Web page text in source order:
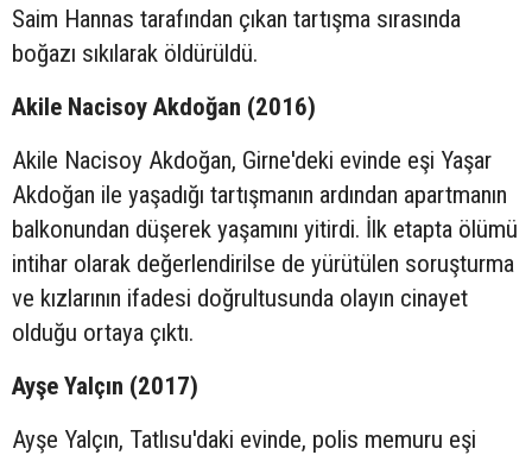
Saim Hannas tarafından çıkan tartışma sırasında
boğazı sıkılarak öldürüldü.
Akile Nacisoy Akdoğan (2016)
Akile Nacisoy Akdoğan, Girne'deki evinde eşi Yaşar
Akdoğan ile yaşadığı tartışmanın ardından apartmanın
balkonundan düşerek yaşamını yitirdi. İlk etapta ölümü
intihar olarak değerlendirilse de yürütülen soruşturma
ve kızlarının ifadesi doğrultusunda olayın cinayet
olduğu ortaya çıktı.
Ayşe Yalçın (2017)
Ayşe Yalçın, Tatlısu'daki evinde, polis memuru eşi